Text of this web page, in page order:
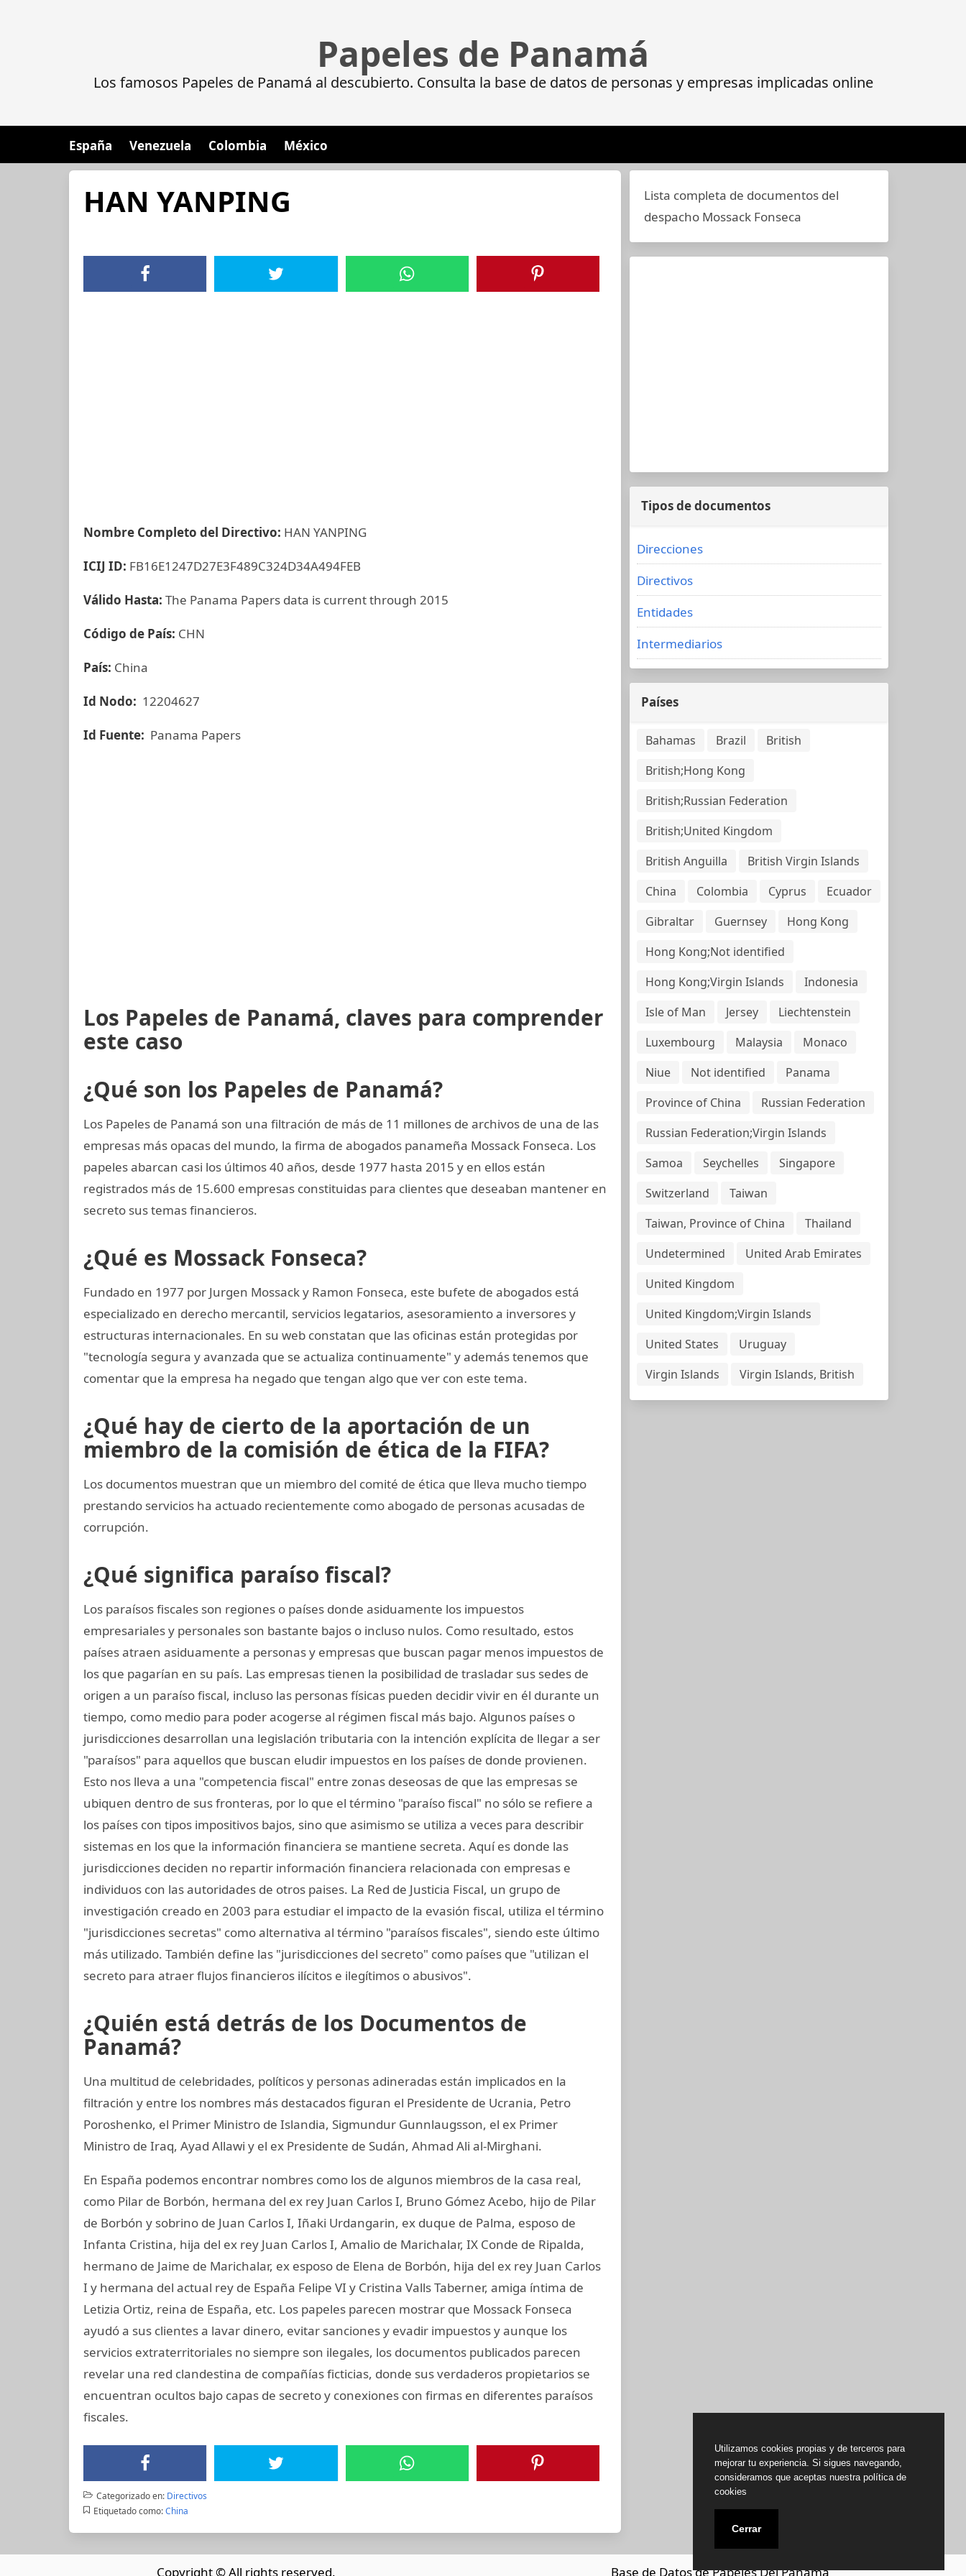
Papeles de Panamá
Los famosos Papeles de Panamá al descubierto. Consulta la base de datos de personas y empresas implicadas online
España Venezuela Colombia México
HAN YANPING
Nombre Completo del Directivo: HAN YANPING
ICIJ ID: FB16E1247D27E3F489C324D34A494FEB
Válido Hasta: The Panama Papers data is current through 2015
Código de País: CHN
País: China
Id Nodo: 12204627
Id Fuente: Panama Papers
Los Papeles de Panamá, claves para comprender
este caso
¿Qué son los Papeles de Panamá?
Los Papeles de Panamá son una filtración de más de 11 millones de archivos de una de las
empresas más opacas del mundo, la firma de abogados panameña Mossack Fonseca. Los
papeles abarcan casi los últimos 40 años, desde 1977 hasta 2015 y en ellos están
registrados más de 15.600 empresas constituidas para clientes que deseaban mantener en
secreto sus temas financieros.
¿Qué es Mossack Fonseca?
Fundado en 1977 por Jurgen Mossack y Ramon Fonseca, este bufete de abogados está
especializado en derecho mercantil, servicios legatarios, asesoramiento a inversores y
estructuras internacionales. En su web constatan que las oficinas están protegidas por
"tecnología segura y avanzada que se actualiza continuamente" y además tenemos que
comentar que la empresa ha negado que tengan algo que ver con este tema.
¿Qué hay de cierto de la aportación de un
miembro de la comisión de ética de la FIFA?
Los documentos muestran que un miembro del comité de ética que lleva mucho tiempo
prestando servicios ha actuado recientemente como abogado de personas acusadas de
corrupción.
¿Qué significa paraíso fiscal?
Los paraísos fiscales son regiones o países donde asiduamente los impuestos
empresariales y personales son bastante bajos o incluso nulos. Como resultado, estos
países atraen asiduamente a personas y empresas que buscan pagar menos impuestos de
los que pagarían en su país. Las empresas tienen la posibilidad de trasladar sus sedes de
origen a un paraíso fiscal, incluso las personas físicas pueden decidir vivir en él durante un
tiempo, como medio para poder acogerse al régimen fiscal más bajo. Algunos países o
jurisdicciones desarrollan una legislación tributaria con la intención explícita de llegar a ser
"paraísos" para aquellos que buscan eludir impuestos en los países de donde provienen.
Esto nos lleva a una "competencia fiscal" entre zonas deseosas de que las empresas se
ubiquen dentro de sus fronteras, por lo que el término "paraíso fiscal" no sólo se refiere a
los países con tipos impositivos bajos, sino que asimismo se utiliza a veces para describir
sistemas en los que la información financiera se mantiene secreta. Aquí es donde las
jurisdicciones deciden no repartir información financiera relacionada con empresas e
individuos con las autoridades de otros paises. La Red de Justicia Fiscal, un grupo de
investigación creado en 2003 para estudiar el impacto de la evasión fiscal, utiliza el término
"jurisdicciones secretas" como alternativa al término "paraísos fiscales", siendo este último
más utilizado. También define las "jurisdicciones del secreto" como países que "utilizan el
secreto para atraer flujos financieros ilícitos e ilegítimos o abusivos".
¿Quién está detrás de los Documentos de
Panamá?
Una multitud de celebridades, políticos y personas adineradas están implicados en la
filtración y entre los nombres más destacados figuran el Presidente de Ucrania, Petro
Poroshenko, el Primer Ministro de Islandia, Sigmundur Gunnlaugsson, el ex Primer
Ministro de Iraq, Ayad Allawi y el ex Presidente de Sudán, Ahmad Ali al-Mirghani.
En España podemos encontrar nombres como los de algunos miembros de la casa real,
como Pilar de Borbón, hermana del ex rey Juan Carlos I, Bruno Gómez Acebo, hijo de Pilar
de Borbón y sobrino de Juan Carlos I, Iñaki Urdangarin, ex duque de Palma, esposo de
Infanta Cristina, hija del ex rey Juan Carlos I, Amalio de Marichalar, IX Conde de Ripalda,
hermano de Jaime de Marichalar, ex esposo de Elena de Borbón, hija del ex rey Juan Carlos
I y hermana del actual rey de España Felipe VI y Cristina Valls Taberner, amiga íntima de
Letizia Ortiz, reina de España, etc. Los papeles parecen mostrar que Mossack Fonseca
ayudó a sus clientes a lavar dinero, evitar sanciones y evadir impuestos y aunque los
servicios extraterritoriales no siempre son ilegales, los documentos publicados parecen
revelar una red clandestina de compañías ficticias, donde sus verdaderos propietarios se
encuentran ocultos bajo capas de secreto y conexiones con firmas en diferentes paraísos
fiscales.
Categorizado en: Directivos
Etiquetado como: China
Lista completa de documentos del
despacho Mossack Fonseca
Tipos de documentos
Direcciones
Directivos
Entidades
Intermediarios
Países
Bahamas Brazil
British
British;Hong Kong
British;Russian Federation
British;United Kingdom
British Anguilla
British Virgin Islands
China
Colombia Cyprus
Ecuador
Gibraltar
Guernsey
Hong Kong
Hong Kong;Not identified
Hong Kong;Virgin Islands
Indonesia
Isle of Man
Jersey
Liechtenstein
Luxembourg
Malaysia
Monaco
Niue
Not identified
Panama
Province of China
Russian Federation
Russian Federation;Virgin Islands
Samoa
Seychelles
Singapore
Switzerland
Taiwan
Taiwan, Province of China
Thailand
Undetermined
United Arab Emirates
United Kingdom
United Kingdom;Virgin Islands
United States
Uruguay
Virgin Islands
Virgin Islands, British
Copyright © All rights reserved. Base de Datos de Papeles Del Panamá
Utilizamos cookies propias y de terceros para
mejorar tu experiencia. Si sigues navegando,
consideramos que aceptas nuestra política de
cookies
Cerrar